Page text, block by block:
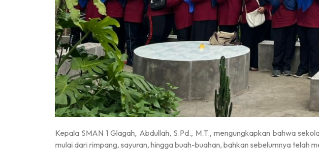
Kepala SMAN 1 Glagah, Abdullah, S.Pd., M.T., mengungkapkan bahwa
mulai dari rimpang, sayuran, hingga buah-buahan, bahkan sebelumnya telah